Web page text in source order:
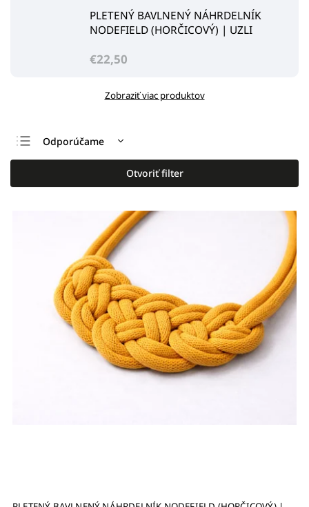
PLETENÝ BAVLNENÝ NÁHRDELNÍK
NODEFIELD (HORČICOVÝ) | UZLI
€22,50
Zobraziť viac produktov
Odporúčame
Najlacnejšie
Najdrahšie
Otvoriť filter